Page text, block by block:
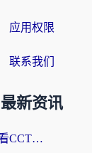
应用权限
联系我们
最新资讯
海外党亲测：在海外如何看CCTV？告别“仅限大陆播放”的实用指南